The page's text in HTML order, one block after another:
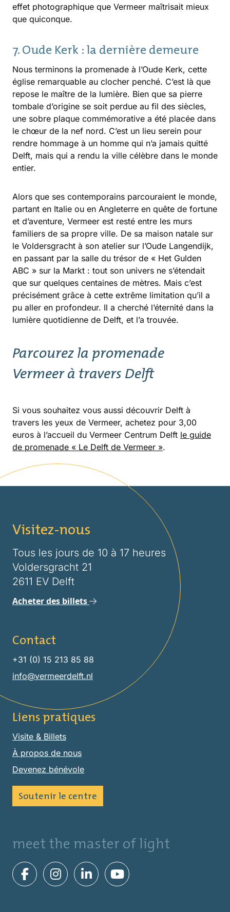
effet photographique que Vermeer maîtrisait mieux
que quiconque.
7. Oude Kerk : la dernière demeure
Nous terminons la promenade à l’Oude Kerk, cette
église remarquable au clocher penché. C’est là que
repose le maître de la lumière. Bien que sa pierre
tombale d’origine se soit perdue au fil des siècles,
une sobre plaque commémorative a été placée dans
le chœur de la nef nord. C’est un lieu serein pour
rendre hommage à un homme qui n’a jamais quitté
Delft, mais qui a rendu la ville célèbre dans le monde
entier.
Alors que ses contemporains parcouraient le monde,
partant en Italie ou en Angleterre en quête de fortune
et d’aventure, Vermeer est resté entre les murs
familiers de sa propre ville. De sa maison natale sur
le Voldersgracht à son atelier sur l’Oude Langendijk,
en passant par la salle du trésor de « Het Gulden
ABC » sur la Markt : tout son univers ne s’étendait
que sur quelques centaines de mètres. Mais c’est
précisément grâce à cette extrême limitation qu’il a
pu aller en profondeur. Il a cherché l’éternité dans la
lumière quotidienne de Delft, et l’a trouvée.
Parcourez la promenade
Vermeer à travers Delft
Si vous souhaitez vous aussi découvrir Delft à
travers les yeux de Vermeer, achetez pour 3,00
euros à l’accueil du Vermeer Centrum Delft le guide
de promenade « Le Delft de Vermeer ».
Visitez-nous
Tous les jours de 10 à 17 heures
Voldersgracht 21
2611 EV Delft
Acheter des billets
Contact
+31 (0) 15 213 85 88
info@vermeerdelft.nl
Liens pratiques
Visite & Billets
À propos de nous
Devenez bénévole
Soutenir le centre
meet the master of light